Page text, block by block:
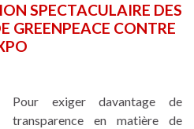
SPECTACULAIRE DES
GREENPEACE CONTRE
Pour exiger davantage de
transparence en matière de